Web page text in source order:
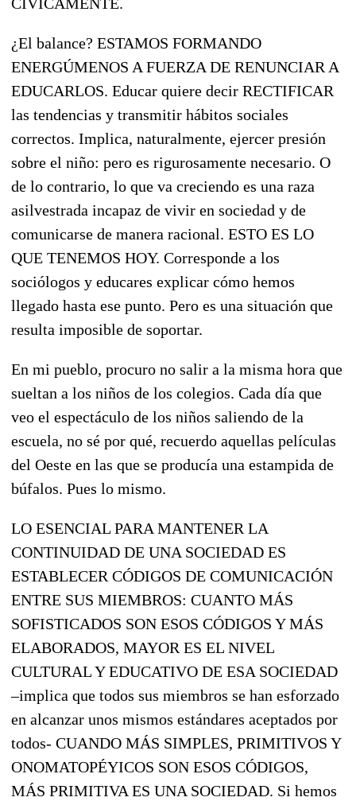
¿El balance? ESTAMOS FORMANDO
ENERGÚMENOS A FUERZA DE RENUNCIAR A
EDUCARLOS. Educar quiere decir RECTIFICAR
las tendencias y transmitir hábitos sociales
correctos. Implica, naturalmente, ejercer presión
sobre el niño: pero es rigurosamente necesario. O
de lo contrario, lo que va creciendo es una raza
asilvestrada incapaz de vivir en sociedad y de
comunicarse de manera racional. ESTO ES LO
QUE TENEMOS HOY. Corresponde a los
sociólogos y educares explicar cómo hemos
llegado hasta ese punto. Pero es una situación que
resulta imposible de soportar.
En mi pueblo, procuro no salir a la misma hora que
sueltan a los niños de los colegios. Cada día que
veo el espectáculo de los niños saliendo de la
escuela, no sé por qué, recuerdo aquellas películas
del Oeste en las que se producía una estampida de
búfalos. Pues lo mismo.
LO ESENCIAL PARA MANTENER LA
CONTINUIDAD DE UNA SOCIEDAD ES
ESTABLECER CÓDIGOS DE COMUNICACIÓN
ENTRE SUS MIEMBROS: CUANTO MÁS
SOFISTICADOS SON ESOS CÓDIGOS Y MÁS
ELABORADOS, MAYOR ES EL NIVEL
CULTURAL Y EDUCATIVO DE ESA SOCIEDAD
–implica que todos sus miembros se han esforzado
en alcanzar unos mismos estándares aceptados por
todos- CUANDO MÁS SIMPLES, PRIMITIVOS Y
ONOMATOPÉYICOS SON ESOS CÓDIGOS,
MÁS PRIMITIVA ES UNA SOCIEDAD. Si hemos